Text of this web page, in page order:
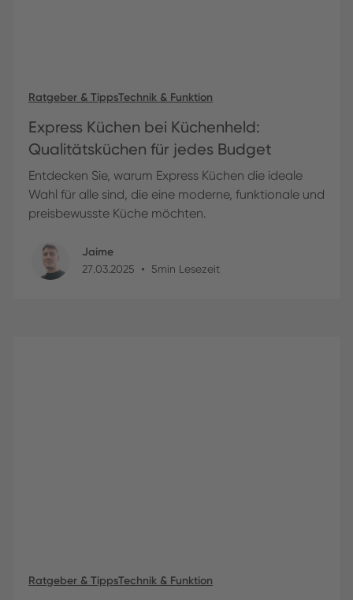
Ratgeber & TippsTechnik & Funktion
Express Küchen bei Küchenheld:
Qualitätsküchen für jedes Budget
Entdecken Sie, warum Express Küchen die ideale
Wahl für alle sind, die eine moderne, funktionale und
preisbewusste Küche möchten.
Jaime
27 03 2025 • 5min Lesezeit
Ratgeber & TippsTechnik & Funktion